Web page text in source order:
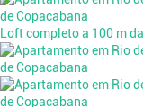
Loft completo a 100 m